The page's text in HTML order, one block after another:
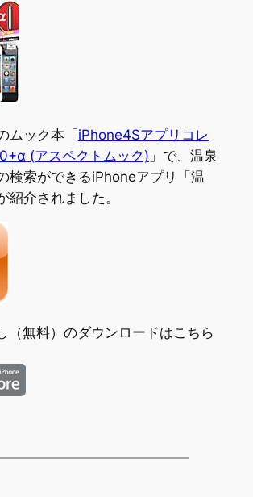
ムック本「iPhone4Sアプリコレ
(アスペクトムック) 」で、温泉
検索ができるiPhoneアプリ「温
紹介されました。
（無料）のダウンロードはこちら